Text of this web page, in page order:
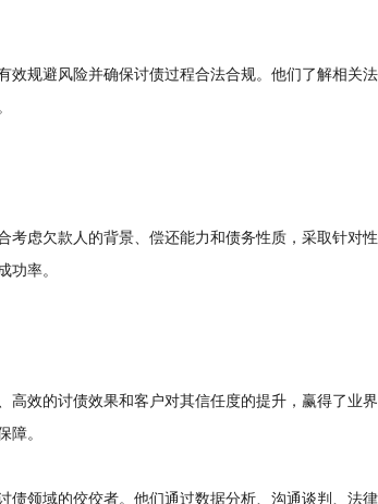
规避风险并确保讨债过程合法合规。他们了解相关
虑欠款人的背景、偿还能力和债务性质，采取针对
功率。
的讨债效果和客户对其信任度的提升，赢得了业界
障。
领域的佼佼者。他们通过数据分析、沟通谈判、法